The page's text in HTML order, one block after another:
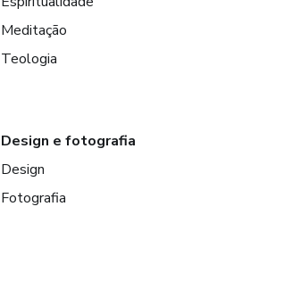
Meditação
Teologia
Design e fotografia
Design
Fotografia